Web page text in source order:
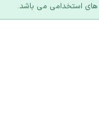
های استخدامی می باشد.